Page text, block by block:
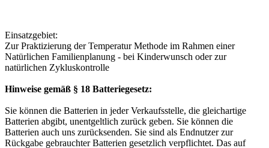
Einsatzgebiet:
Zur Praktizierung der Temperatur Methode im Rahmen einer
Natürlichen Familienplanung - bei Kinderwunsch oder zur
natürlichen Zykluskontrolle
Hinweise gemäß § 18 Batteriegesetz:
Sie können die Batterien in jeder Verkaufsstelle, die gleichartige
Batterien abgibt, unentgeltlich zurück geben. Sie können die
Batterien auch uns zurücksenden. Sie sind als Endnutzer zur
Rückgabe gebrauchter Batterien gesetzlich verpflichtet. Das auf